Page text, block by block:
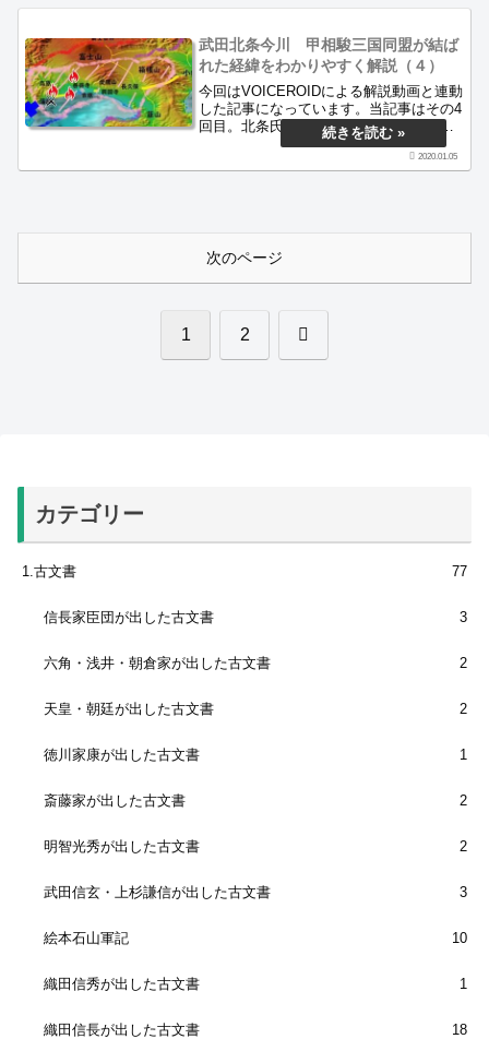
れる戦いは日本三大奇襲の一つとして有
名です。
武田北条今川 甲相駿三国同盟が結ば
れた経緯をわかりやすく解説（４）
今回はVOICEROIDによる解説動画と連動
した記事になっています。当記事はその4
回目。北条氏綱の代に河東地域を奪われ
た今川義元は、ついに奪還へと動きま
す。義元は甲斐の武田晴信だけでなく、
2020.01.05
次のページ
1 2 次
カテゴリー
1.古文書 77
信長家臣団が出した古文書 3
六角・浅井・朝倉家が出した古文書 2
天皇・朝廷が出した古文書 2
徳川家康が出した古文書 1
斎藤家が出した古文書 2
明智光秀が出した古文書 2
武田信玄・上杉謙信が出した古文書 3
絵本石山軍記 10
織田信秀が出した古文書 1
織田信長が出した古文書 18